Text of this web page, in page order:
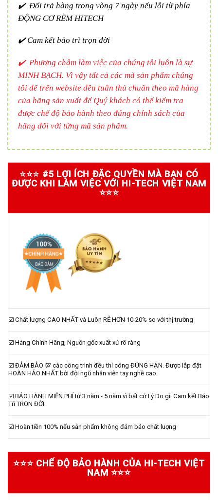
✔️ Đổi trả hàng trong vòng 7 ngày nếu lỗi từ phía
ĐỘNG CƠ RÈM HITECH
✔️ Cam kết bảo trì trọn đời
✔️ Phương châm làm việc của chúng tôi luôn là sự
MINH BẠCH. Vì vậy tất cả các mã sản phẩm chúng
tôi để trên website đều tuân thủ chuẩn theo mã hàng
của hãng sản xuất để Quý khách có thể kiểm tra
được chế độ bảo hành theo đúng chính sách của
hãng đối với từng mã sản phẩm.
⭐⭐⭐ #5 LỢI ÍCH ĐẶC QUYỀN MÀ BẠN CÓ
ĐƯỢC KHI LÀM VIỆC VỚI HI-TECH VIỆT NAM
⭐⭐⭐
☑️ Chất lượng CAO NHẤT và Luôn RẺ HƠN 10-20% so với thị trường
☑️ Hàng Chính Hãng, Nguồn gốc xuất xứ rõ ràng
☑️ ĐẢM BẢO 💯 các công trình đều thi công ĐÚNG HẠN. Được lắp đặt
HOÀN HẢO NHẤT bởi đội ngũ nhân viên tay nghề cao.
☑️ BẢO HÀNH MIỄN PHÍ từ 3 năm - 5 năm vì bất cứ Lý Do gì. Cam kết Bảo
Trì TRỌN ĐỜI.
☑️ Hoàn tiền 100% nếu sản phẩm không đảm bảo chất luợng
⭐⭐⭐ CHẾ ĐỘ BẢO HÀNH CỦA HI-TECH VIỆT
NAM ⭐⭐⭐